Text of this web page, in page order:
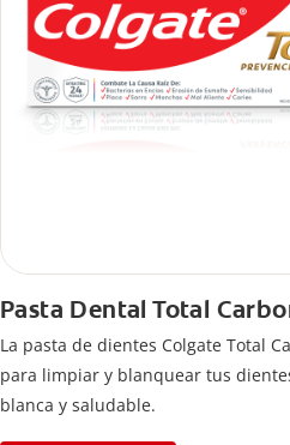
Pasta Dental Total
La pasta de dientes Colgate Total
para limpiar y blanquear tus
blanca y saludable.